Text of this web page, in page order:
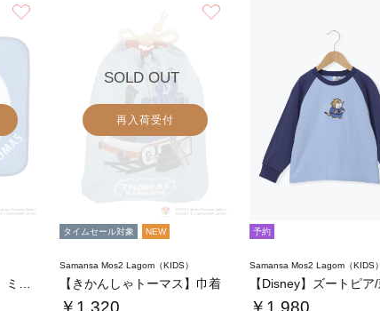
SOLD OUT
再入荷受付
タイムセール対象 NEW
Samansa Mos2 Lagom（KIDS）
【きかんしゃトーマス】巾着
￥1,320
予約
Samansa Mos2 Lagom（KIDS）
￥1,980